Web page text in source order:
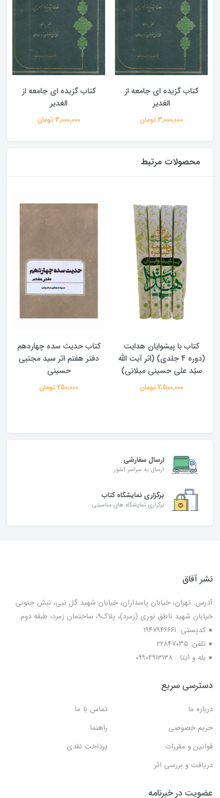
کتاب گزیده ای جامعه از
الغدیر
3,000,000 تومان
کتاب گزیده ای جامعه از
الغدیر
3,000,000 تومان
محصولات مرتبط
کتاب با پیشوایان هدایت
(دوره 4 جلدی) (اثر آیت الله
سیّد علی حسینی میلانی)
2,500,000 تومان
کتاب حدیث سده چهاردهم
دفتر هفتم اثر سید مجتبی
حسینی
250,000 تومان
ارسال سفارشی
ارسال به سراسر کشور
برگزاری نمایشگاه کتاب
برگزاری نمایشگاه های مناسبتی
نشر آفاق
آدرس: تهران، خیابان پاسداران، خیابان شهید گل نبی، نبش جنوبی
خیابان شهید ناطق نوری (زمرد)، پلاک9، ساختمان زمرد، طبقه دوم
● کدپستی: ۱۹۴۷۹۴۶۶۶۱
● تلفن: ٢٢٨۴٧۰۳۵
● بله و ایتا : 09904913138
دسترسی سریع
درباره ما
تماس با ما
حریم خصوصی
راهنما
قوانین و مقررات
پرداخت نقدی
دریافت و بررسی اثر
عضویت در خبرنامه